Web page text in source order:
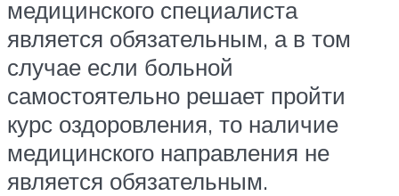
медицинского специалиста
является обязательным, а в том
случае если больной
самостоятельно решает пройти
курс оздоровления, то наличие
медицинского направления не
является обязательным.